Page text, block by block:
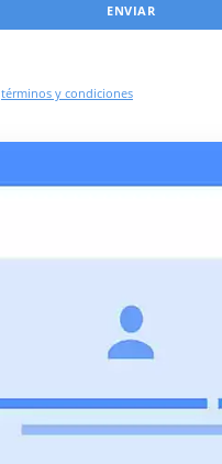
ENVIAR
términos y condiciones